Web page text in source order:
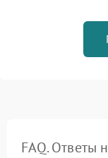
FAQ. Ответы